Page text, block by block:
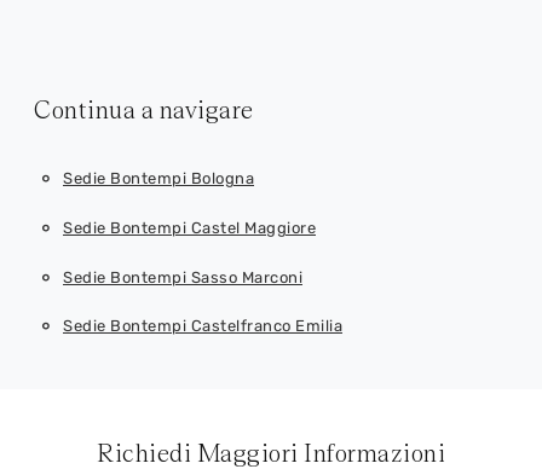
Continua a navigare
Sedie Bontempi Bologna
Sedie Bontempi Castel Maggiore
Sedie Bontempi Sasso Marconi
Sedie Bontempi Castelfranco Emilia
Richiedi Maggiori Informazioni